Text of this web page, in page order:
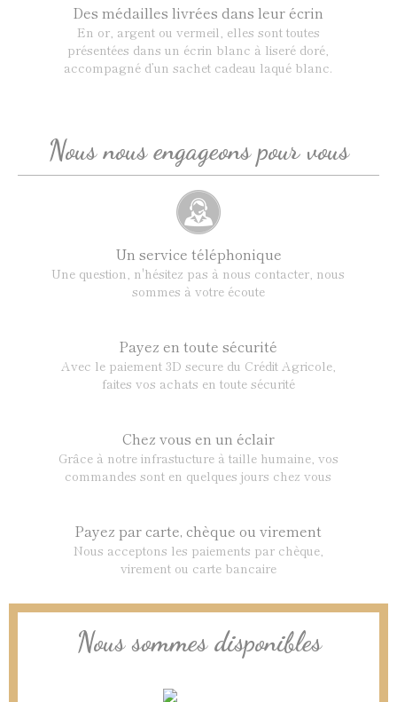
Des médailles livrées dans leur écrin
En or, argent ou vermeil, elles sont toutes
présentées dans un écrin blanc à liseré doré,
accompagné d’un sachet cadeau laqué blanc.
Nous nous engageons pour vous
Un service téléphonique
Une question, n'hésitez pas à nous contacter, nous
sommes à votre écoute
Payez en toute sécurité
Avec le paiement 3D secure du Crédit Agricole,
faites vos achats en toute sécurité
Chez vous en un éclair
Grâce à notre infrastucture à taille humaine, vos
commandes sont en quelques jours chez vous
Payez par carte, chèque ou virement
Nous acceptons les paiements par chèque,
virement ou carte bancaire
Nous sommes disponibles